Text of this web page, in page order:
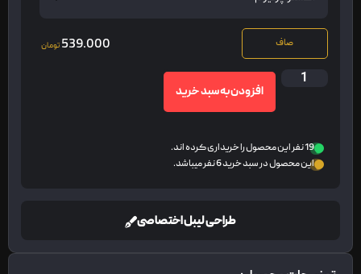
صاف 539.000 تومان
افزودن به سبد خرید
19 نفر این محصول را خریداری کرده اند.
این محصول در سبد خرید 6 نفر میباشد.
طراحی لیبل اختصاصی